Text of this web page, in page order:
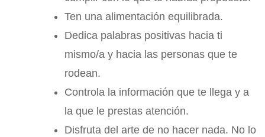
Ten una alimentación equilibrada.
Dedica palabras positivas hacia ti
mismo/a y hacia las personas que te
rodean.
Controla la información que te llega y a
la que le prestas atención.
Disfruta del arte de no hacer nada. No lo